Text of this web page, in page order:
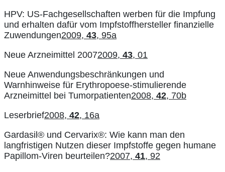
HPV: US-Fachgesellschaften werben für die Impfung
und erhalten dafür vom Impfstoffhersteller finanzielle
Zuwendungen2009, 43, 95a
Neue Arzneimittel 20072009, 43, 01
Neue Anwendungsbeschränkungen und
Warnhinweise für Erythropoese-stimulierende
Arzneimittel bei Tumorpatienten2008, 42, 70b
Leserbrief2008, 42, 16a
Gardasil® und Cervarix®: Wie kann man den
langfristigen Nutzen dieser Impfstoffe gegen humane
Papillom-Viren beurteilen?2007, 41, 92